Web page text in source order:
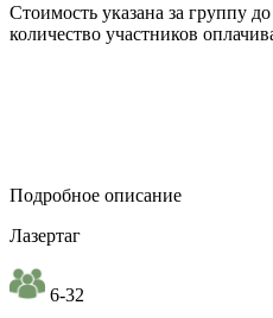
Стоимость указана за группу
количество участников
Подробное описание
Лазертаг
6-32